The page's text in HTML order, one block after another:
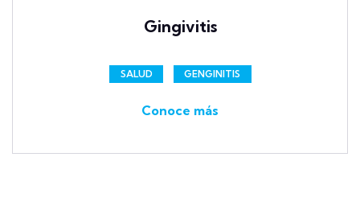
Gingivitis
SALUD GENGINITIS
Conoce más